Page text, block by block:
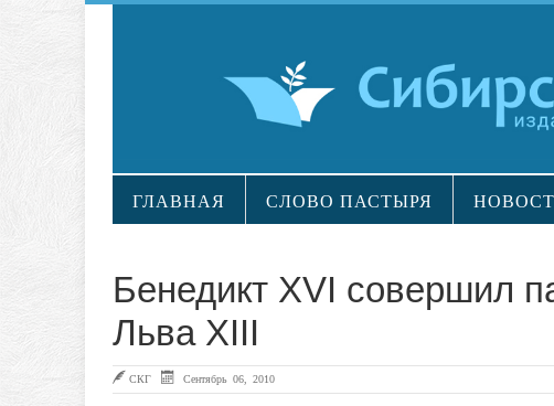
ГЛАВНАЯ СЛОВО ПАСТЫРЯ
Бенедикт XVI совершил
Льва XIII
СКГ Сентябрь 06, 2010